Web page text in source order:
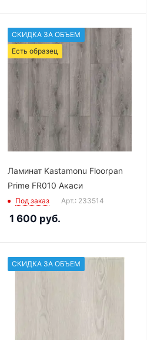
СКИДКА ЗА ОБЪЕМ
Есть образец
Ламинат Kastamonu Floorpan
Prime FR010 Акаси
Под заказ Арт.: 233514
1 600 руб.
СКИДКА ЗА ОБЪЕМ